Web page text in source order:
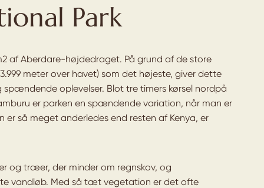
Park
af Aberdare-højdedraget. På grund af de store
meter over havet) som det højeste, giver dette
oplevelser. Blot tre timers kørsel nordpå
er parken en spændende variation, når man er
så meget anderledes end resten af Kenya, er
og træer, der minder om regnskov, og
vandløb. Med så tæt vegetation er det ofte